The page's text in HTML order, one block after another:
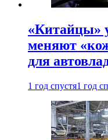
«Китайцы»
меняют
для
1 год спустя1 год